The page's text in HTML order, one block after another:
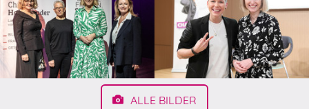
ALLE BILDER